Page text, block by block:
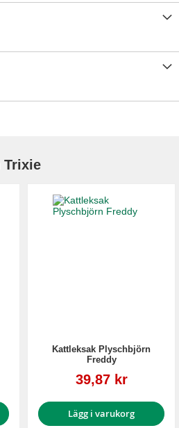
Trixie
Kattleksak Plyschbjörn
Freddy
Reapris
39,87 kr
Lägg i varukorg